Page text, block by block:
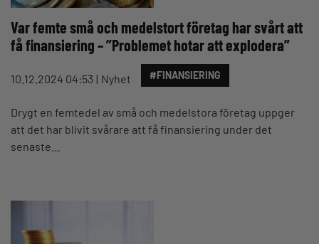
Var femte små och medelstort företag har svårt att
få finansiering – ”Problemet hotar att explodera”
10.12.2024 04:53 Nyhet #FINANSIERING
Drygt en femtedel av små och medelstora företag uppger
att det har blivit svårare att få finansiering under det
senaste…